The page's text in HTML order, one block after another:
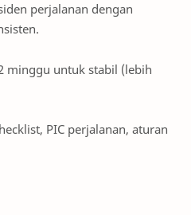
perjalanan dengan
minggu untuk stabil (lebih
PIC perjalanan, aturan